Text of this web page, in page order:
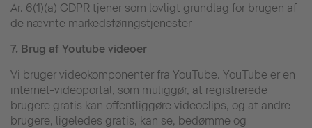
Ar. 6(1)(a) GDPR tjener som lovligt grundlag for brugen af
de nævnte markedsføringstjenester
7. Brug af Youtube videoer
Vi bruger videokomponenter fra YouTube. YouTube er en
internet-videoportal, som muliggør, at registrerede
brugere gratis kan offentliggøre videoclips, og at andre
brugere, ligeledes gratis, kan se, bedømme og